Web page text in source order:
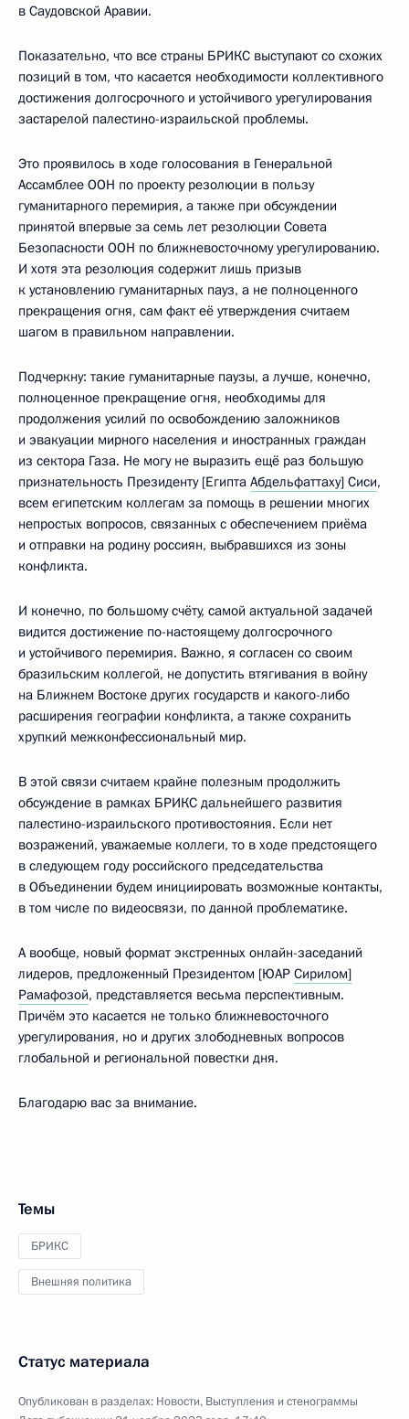
в Саудовской Аравии.
Показательно, что все страны БРИКС выступают со схожих
позиций в том, что касается необходимости коллективного
достижения долгосрочного и устойчивого урегулирования
застарелой палестино-израильской проблемы.
Это проявилось в ходе голосования в Генеральной
Ассамблее ООН по проекту резолюции в пользу
гуманитарного перемирия, а также при обсуждении
принятой впервые за семь лет резолюции Совета
Безопасности ООН по ближневосточному урегулированию.
И хотя эта резолюция содержит лишь призыв
к установлению гуманитарных пауз, а не полноценного
прекращения огня, сам факт её утверждения считаем
шагом в правильном направлении.
Подчеркну: такие гуманитарные паузы, а лучше, конечно,
полноценное прекращение огня, необходимы для
продолжения усилий по освобождению заложников
и эвакуации мирного населения и иностранных граждан
из сектора Газа. Не могу не выразить ещё раз большую
признательность Президенту [Египта Абдельфаттаху] Сиси,
всем египетским коллегам за помощь в решении многих
непростых вопросов, связанных с обеспечением приёма
и отправки на родину россиян, выбравшихся из зоны
конфликта.
И конечно, по большому счёту, самой актуальной задачей
видится достижение по-настоящему долгосрочного
и устойчивого перемирия. Важно, я согласен со своим
бразильским коллегой, не допустить втягивания в войну
на Ближнем Востоке других государств и какого-либо
расширения географии конфликта, а также сохранить
хрупкий межконфессиональный мир.
В этой связи считаем крайне полезным продолжить
обсуждение в рамках БРИКС дальнейшего развития
палестино-израильского противостояния. Если нет
возражений, уважаемые коллеги, то в ходе предстоящего
в следующем году российского председательства
в Объединении будем инициировать возможные контакты,
в том числе по видеосвязи, по данной проблематике.
А вообще, новый формат экстренных онлайн-заседаний
лидеров, предложенный Президентом [ЮАР Сирилом]
Рамафозой, представляется весьма перспективным.
Причём это касается не только ближневосточного
урегулирования, но и других злободневных вопросов
глобальной и региональной повестки дня.
Благодарю вас за внимание.
Темы
БРИКС
Внешняя политика
Статус материала
Опубликован в разделах: Новости, Выступления и стенограммы